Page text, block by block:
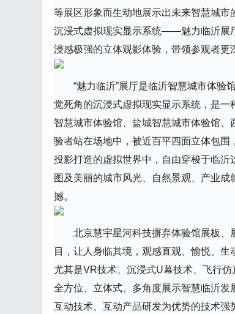
等展区形象而生动地展示出未来智慧城
沉浸式虚拟现实显示系统——魅力临沂展
浸感极强的立体观影体验，带领参观者更
“魅力临沂”展厅是临沂智慧城市体验
觉死角的沉浸式虚拟现实显示系统，是
智慧城市体验馆、盐城智慧城市体验馆
验者站在场地中，被近百平四面立体包
投影打造的虚拟世界中，自由穿梭于临
图及美丽的城市风光、自然景观、产业
撼。
北京慧宇星河科技摒弃体验馆展板
目，让人身临其境，观感直观、愉悦、
尤其是VR技术、沉浸式U幕技术、飞行
全方位、立体式、多角度展示智慧临沂发
互动技术、互动产品研发为优势的技术强